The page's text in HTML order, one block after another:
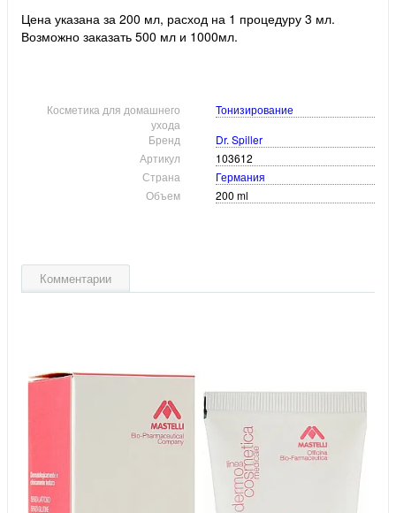
Цена указана за 200 мл, расход на 1 процедуру 3 мл.
Возможно заказать 500 мл и 1000мл.
Косметика для домашнего
ухода
Тонизирование
Бренд
Dr. Spiller
Артикул
103612
Страна
Германия
Объем
200 ml
Комментарии